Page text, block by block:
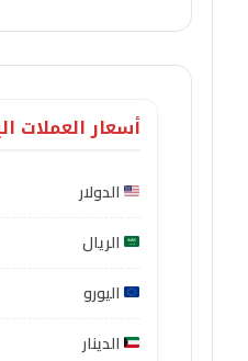
أسعار العملات
الدولار
الريال
اليورو
الدينار